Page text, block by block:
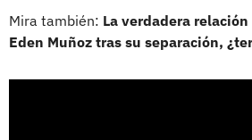
Mira también: La verdadera
Eden Muñoz tras su separación,